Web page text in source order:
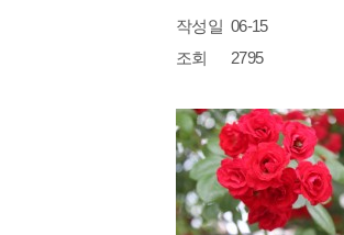
작성일 06-15
조회
2795